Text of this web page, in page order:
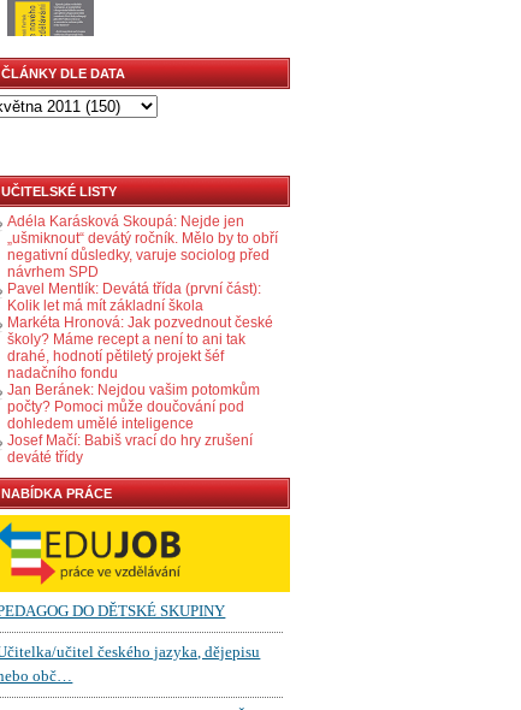
ČLÁNKY DLE DATA
UČITELSKÉ LISTY
Adéla Karásková Skoupá: Nejde jen
„ušmiknout“ devátý ročník. Mělo by to obří
negativní důsledky, varuje sociolog před
návrhem SPD
Pavel Mentlík: Devátá třída (první část):
Kolik let má mít základní škola
Markéta Hronová: Jak pozvednout české
školy? Máme recept a není to ani tak
drahé, hodnotí pětiletý projekt šéf
nadačního fondu
Jan Beránek: Nejdou vašim potomkům
počty? Pomoci může doučování pod
dohledem umělé inteligence
Josef Mačí: Babiš vrací do hry zrušení
deváté třídy
NABÍDKA PRÁCE